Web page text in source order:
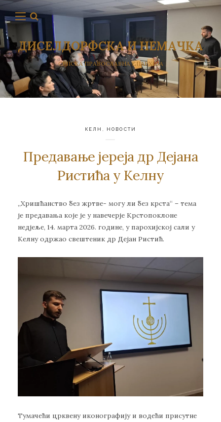
ДИСЕЛДОРФСКА И НЕМАЧКА
СРПСКА ПРАВОСЛАВНА ЕПАРХИЈА
КЕЛН НОВОСТИ
Предавање јереја др Дејана
Ристића у Келну
,,Хришћанство без жртве- могу ли без крста“ – тема
је предавања које је у навечерје Крстопоклоне
недјеље, 14. марта 2026. године, у парохијској сали у
Келну одржао свештеник др Дејан Ристић.
Тумачећи црквену иконографију и водећи присутне